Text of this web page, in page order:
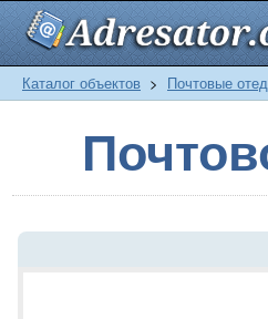
Каталог объектов > Почтовые